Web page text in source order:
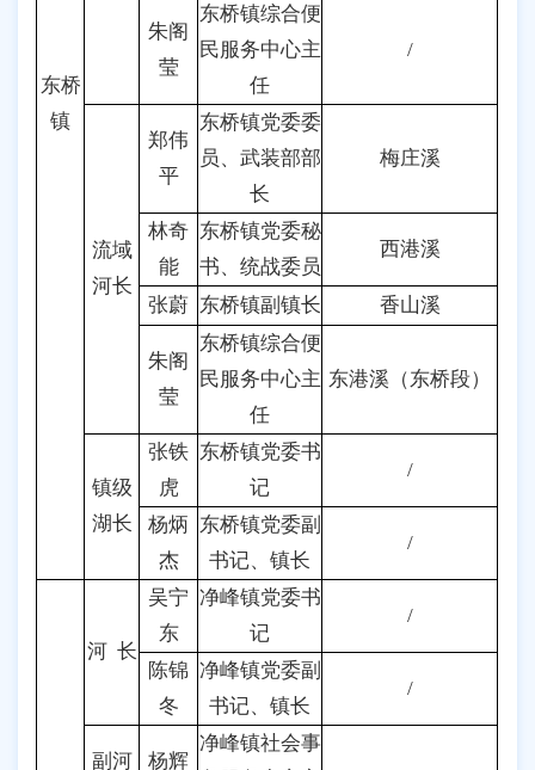
东桥
镇
朱阁
莹
东桥镇综合便
民服务中心主
任
/
流域
河长
郑伟
平
东桥镇党委委
员、武装部部
长
梅庄溪
林奇
能
东桥镇党委秘
书、统战委员
西港溪
张蔚 东桥镇副镇长 香山溪
朱阁
莹
东桥镇综合便
民服务中心主
任
东港溪（东桥段）
镇级
湖长
张铁
虎
东桥镇党委书
记
/
杨炳
杰
东桥镇党委副
书记、镇长
/
河 长
吴宁
东
净峰镇党委书
记
/
陈锦
冬
净峰镇党委副
书记、镇长
/
副河
杨辉
净峰镇社会事